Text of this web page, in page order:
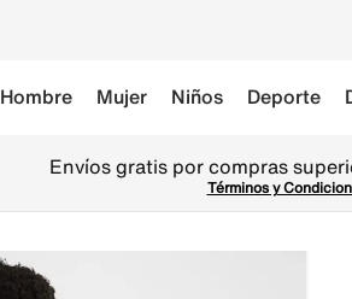
Hombre Mujer Niños Deporte
Envíos gratis por compras
Términos y